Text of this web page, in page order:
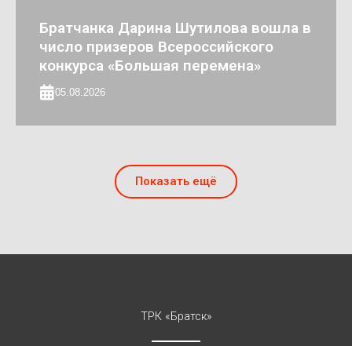
Братчанка Дарина Шутилова вошла в
число призеров Всероссийского
конкурса «Большая перемена»
05.08.2026
Показать ещё
ТРК «Братск»